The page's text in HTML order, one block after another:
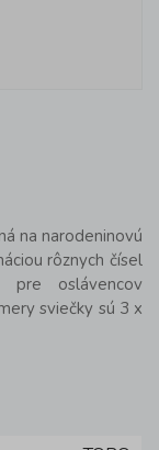
na narodeninovú
rôznych čísel
oslávencov
sviečky sú 3 x